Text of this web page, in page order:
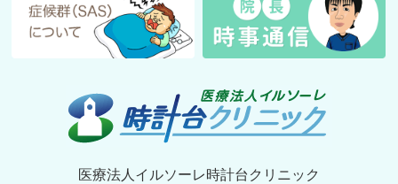
医療法人イルソーレ時計台クリニック